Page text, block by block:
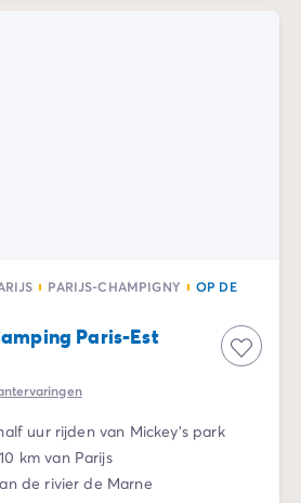
PARIJS-CHAMPIGNY
OP DE
Paris-Est
uur rijden van Mickey's park
km van Parijs
de rivier de Marne